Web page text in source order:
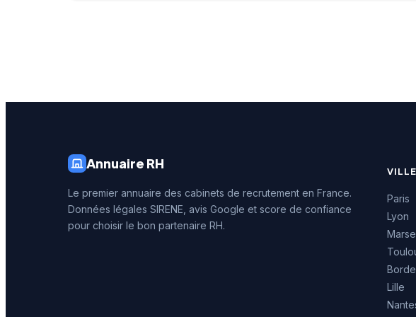
Annuaire RH
Le premier annuaire des cabinets de recrutement en France.
Données légales SIRENE, avis Google et score de confiance
pour choisir le bon partenaire RH.
Paris
Lyon
Lille